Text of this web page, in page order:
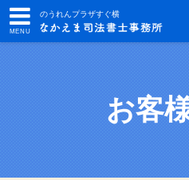
のうれんプラザすぐ横
お客